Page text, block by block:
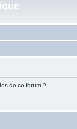
de ce forum ?